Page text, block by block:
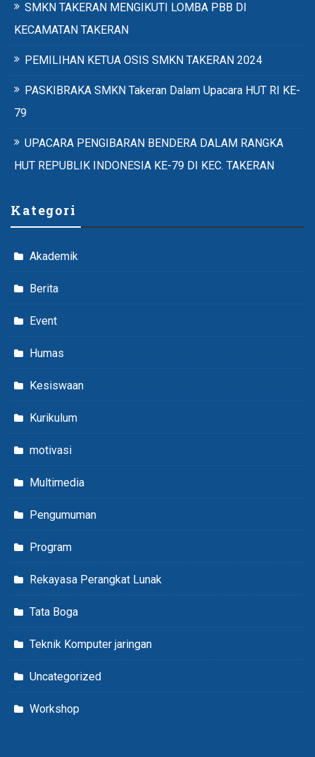
SMKN TAKERAN MENGIKUTI LOMBA PBB DI
KECAMATAN TAKERAN
PEMILIHAN KETUA OSIS SMKN TAKERAN 2024
PASKIBRAKA SMKN Takeran Dalam Upacara HUT RI KE-
79
UPACARA PENGIBARAN BENDERA DALAM RANGKA
HUT REPUBLIK INDONESIA KE-79 DI KEC. TAKERAN
Kategori
Akademik
Berita
Event
Humas
Kesiswaan
Kurikulum
motivasi
Multimedia
Pengumuman
Program
Rekayasa Perangkat Lunak
Tata Boga
Teknik Komputer jaringan
Uncategorized
Workshop